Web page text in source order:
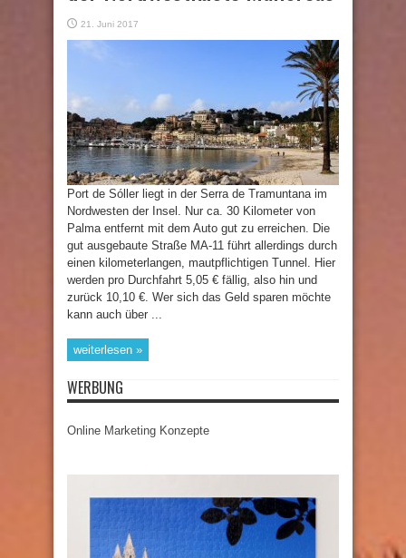
21. Juni 2017
Port de Sóller liegt in der Serra de Tramuntana im
Nordwesten der Insel. Nur ca. 30 Kilometer von
Palma entfernt mit dem Auto gut zu erreichen. Die
gut ausgebaute Straße MA-11 führt allerdings durch
einen kilometerlangen, mautpflichtigen Tunnel. Hier
werden pro Durchfahrt 5,05 € fällig, also hin und
zurück 10,10 €. Wer sich das Geld sparen möchte
kann auch über ...
weiterlesen »
WERBUNG
Online Marketing Konzepte